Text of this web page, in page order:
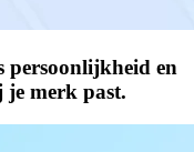
persoonlijkheid en
merk past.